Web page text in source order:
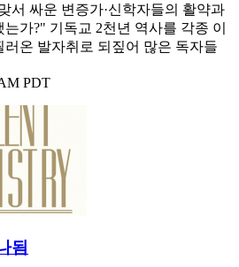
서 싸운 변증가·신학자들의 활약과
가?" 기독교 2천년 역사를 각종 이
러온 발자취로 되짚어 많은 독자들
PDT
됨